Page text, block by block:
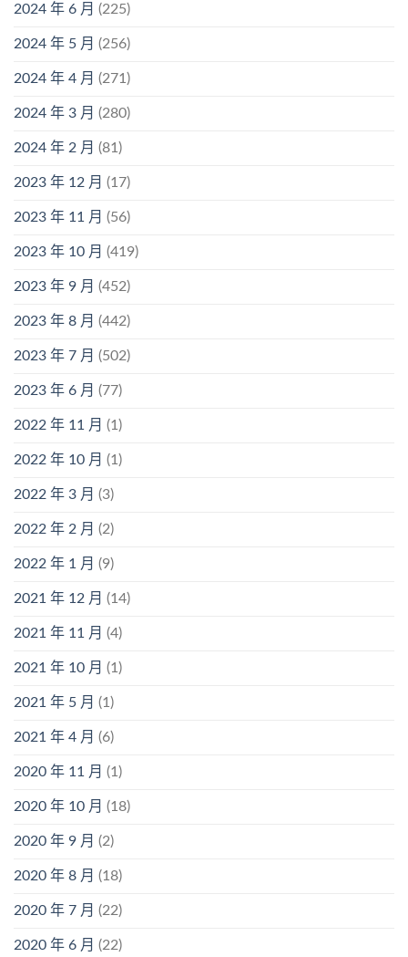
2024 年 6 月 (225)
2024 年 5 月 (256)
2024 年 4 月 (271)
2024 年 3 月 (280)
2024 年 2 月 (81)
2023 年 12 月 (17)
2023 年 11 月 (56)
2023 年 10 月 (419)
2023 年 9 月 (452)
2023 年 8 月 (442)
2023 年 7 月 (502)
2023 年 6 月 (77)
2022 年 11 月 (1)
2022 年 10 月 (1)
2022 年 3 月 (3)
2022 年 2 月 (2)
2022 年 1 月 (9)
2021 年 12 月 (14)
2021 年 11 月 (4)
2021 年 10 月 (1)
2021 年 5 月 (1)
2021 年 4 月 (6)
2020 年 11 月 (1)
2020 年 10 月 (18)
2020 年 9 月 (2)
2020 年 8 月 (18)
2020 年 7 月 (22)
2020 年 6 月 (22)